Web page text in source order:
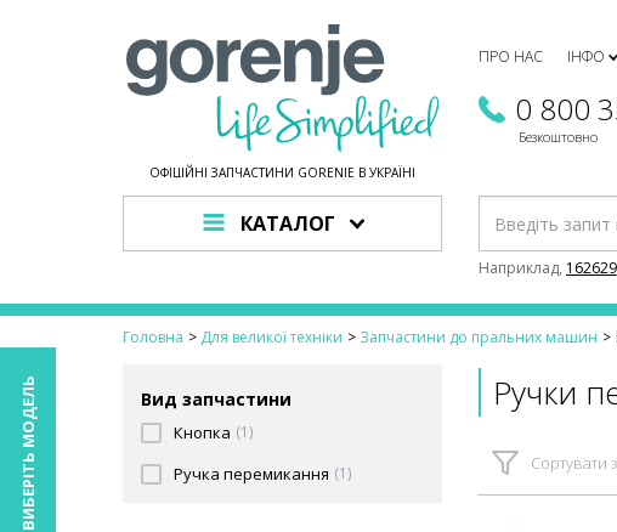
ОФІЦІЙНІ ЗАПЧАСТИНИ GORENJE В УКРАЇНІ
ПРО НАС ІНФО
0 800
Безкоштовно
КАТАЛОГ
Наприклад, 162629
Головна Для великої техніки Запчастини до пральних машин
Вид запчастини
Кнопка (1)
Ручка перемикання (1)
Ручки
Сортувати
ВИБЕРІТЬ МОДЕЛЬ